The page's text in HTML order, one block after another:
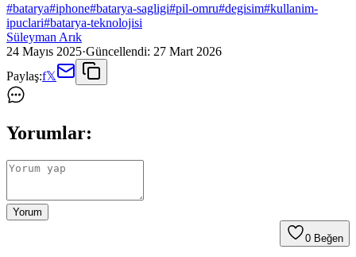
#batarya#iphone#batarya-sagligi#pil-omru#degisim#kullanim-
ipuclari#batarya-teknolojisi
Süleyman Arık
24 Mayıs 2025·Güncellendi: 27 Mart 2026
Paylaş:f𝕏
Yorumlar:
Yorum
0 Beğen